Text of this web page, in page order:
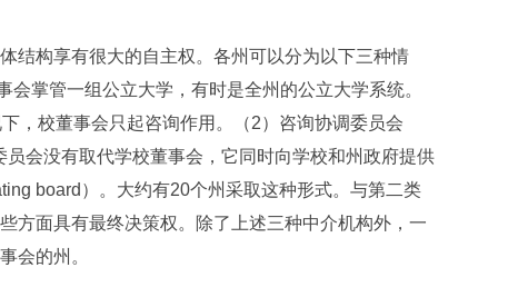
结构享有很大的自主权。各州可以分为以下三种情
掌管一组公立大学，有时是全州的公立大学系统。
，校董事会只起咨询作用。（2）咨询协调委员会
会没有取代学校董事会，它同时向学校和州政府提供
board）。大约有20个州采取这种形式。与第二类
方面具有最终决策权。除了上述三种中介机构外，一
会的州。